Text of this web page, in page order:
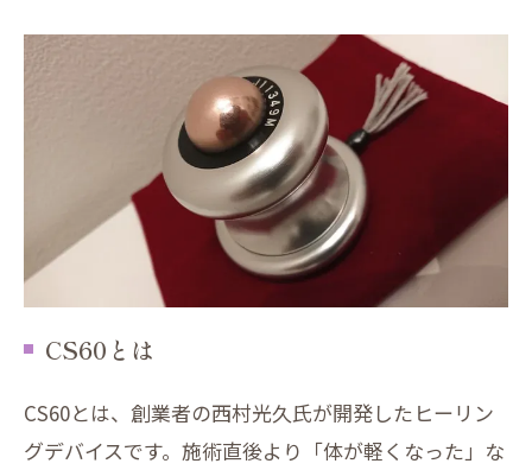
CS60とは
CS60とは、創業者の西村光久氏が開発したヒーリン
グデバイスです。施術直後より「体が軽くなった」な